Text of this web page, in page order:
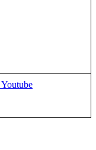
Youtube